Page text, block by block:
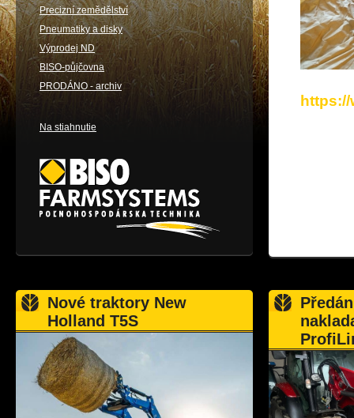
Precizní zemědělství
Pneumatiky a disky
Výprodej ND
BISO-půjčovna
PRODÁNO - archiv
Na stiahnutie
Nové traktory New
Holland T5S